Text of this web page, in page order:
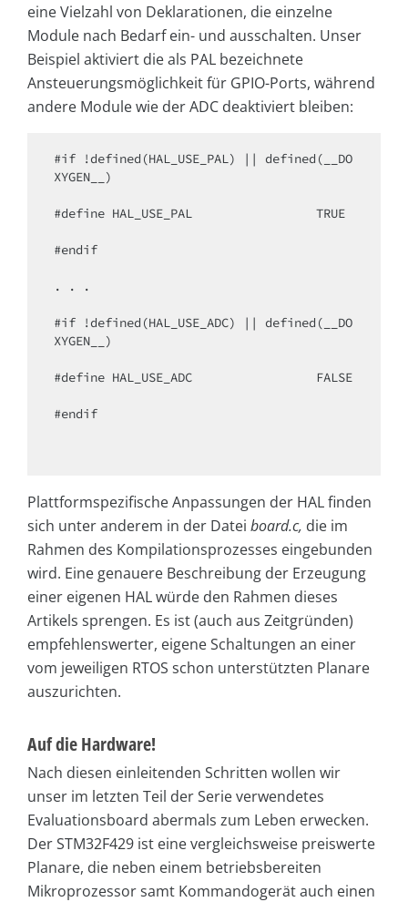
eine Vielzahl von Deklarationen, die einzelne
Module nach Bedarf ein- und ausschalten. Unser
Beispiel aktiviert die als PAL bezeichnete
Ansteuerungsmöglichkeit für GPIO-Ports, während
andere Module wie der ADC deaktiviert bleiben:
#if !defined(HAL_USE_PAL) || defined(__DO
XYGEN__)
#define HAL_USE_PAL                 TRUE
#endif
. . .
#if !defined(HAL_USE_ADC) || defined(__DO
XYGEN__)
#define HAL_USE_ADC                 FALSE
#endif
Plattformspezifische Anpassungen der HAL finden
sich unter anderem in der Datei board.c, die im
Rahmen des Kompilationsprozesses eingebunden
wird. Eine genauere Beschreibung der Erzeugung
einer eigenen HAL würde den Rahmen dieses
Artikels sprengen. Es ist (auch aus Zeitgründen)
empfehlenswerter, eigene Schaltungen an einer
vom jeweiligen RTOS schon unterstützten Planare
auszurichten.
Auf die Hardware!
Nach diesen einleitenden Schritten wollen wir
unser im letzten Teil der Serie verwendetes
Evaluationsboard abermals zum Leben erwecken.
Der STM32F429 ist eine vergleichsweise preiswerte
Planare, die neben einem betriebsbereiten
Mikroprozessor samt Kommandogerät auch einen